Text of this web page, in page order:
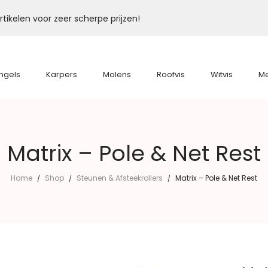
voor zeer scherpe prijzen!
Karpers Molens Roofvis Witvis
Matrix – Pole & Net Rest
Home / Shop / Steunen & Afsteekrollers / Matrix – Pole & Net Rest